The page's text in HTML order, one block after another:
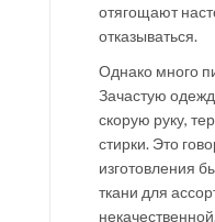
отягощают
отказываться.
Однако много
Зачастую
скорую руку,
стирки. Это
изготовления
ткани для